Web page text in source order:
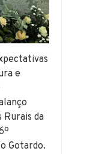
e
da
Gotardo.